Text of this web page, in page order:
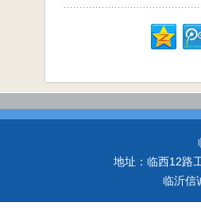
地址：临西12路
临沂信